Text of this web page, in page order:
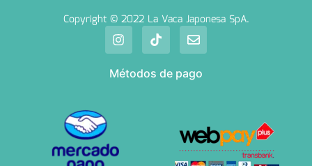
Copyright © 2022 La Vaca Japonesa SpA.
Métodos de pago